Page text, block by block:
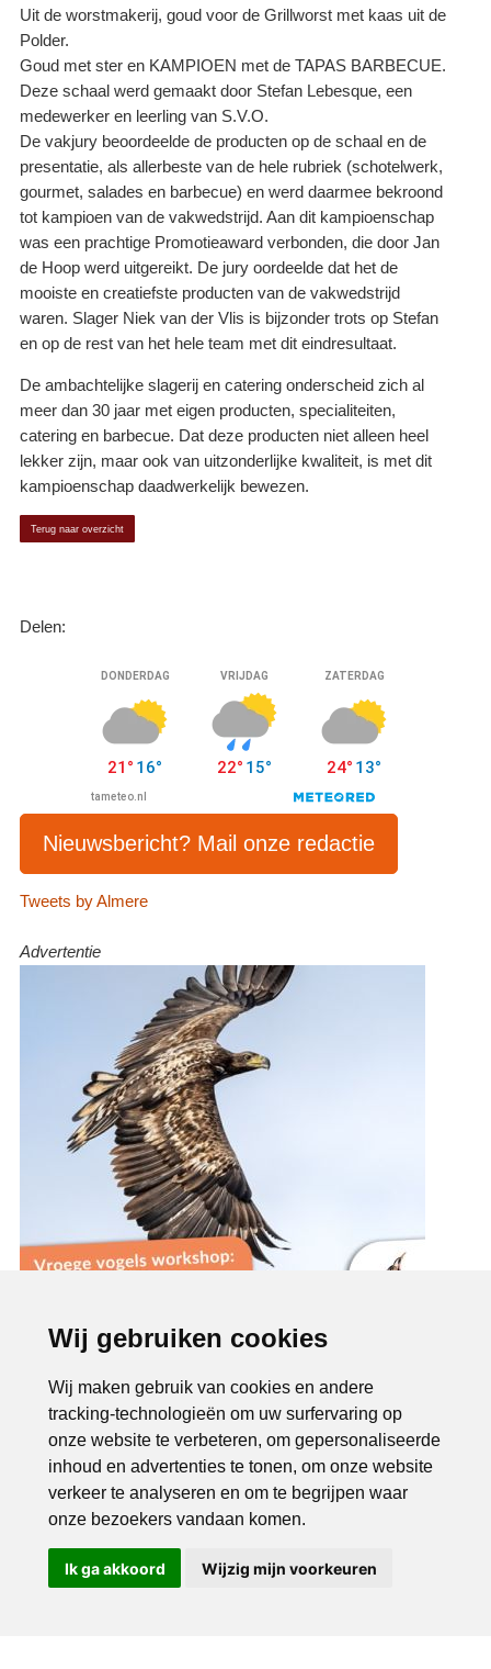
Wij gebruiken cookies
Wij maken gebruik van cookies en andere
tracking-technologieën om uw surfervaring op
onze website te verbeteren, om gepersonaliseerde
inhoud en advertenties te tonen, om onze website
verkeer te analyseren en om te begrijpen waar
onze bezoekers vandaan komen.
Ik ga akkoord Wijzig mijn voorkeuren
Uit de worstmakerij, goud voor de Grillworst met kaas uit de
Polder.
Goud met ster en KAMPIOEN met de TAPAS BARBECUE.
Deze schaal werd gemaakt door Stefan Lebesque, een
medewerker en leerling van S.V.O.
De vakjury beoordeelde de producten op de schaal en de
presentatie, als allerbeste van de hele rubriek (schotelwerk,
gourmet, salades en barbecue) en werd daarmee bekroond
tot kampioen van de vakwedstrijd. Aan dit kampioenschap
was een prachtige Promotieaward verbonden, die door Jan
de Hoop werd uitgereikt. De jury oordeelde dat het de
mooiste en creatiefste producten van de vakwedstrijd
waren. Slager Niek van der Vlis is bijzonder trots op Stefan
en op de rest van het hele team met dit eindresultaat.
De ambachtelijke slagerij en catering onderscheid zich al
meer dan 30 jaar met eigen producten, specialiteiten,
catering en barbecue. Dat deze producten niet alleen heel
lekker zijn, maar ook van uitzonderlijke kwaliteit, is met dit
kampioenschap daadwerkelijk bewezen.
Terug naar overzicht
Delen:
Nieuwsbericht? Mail onze redactie
Tweets by Almere
Advertentie
Bel ons